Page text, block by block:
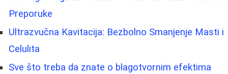
Preporuke
Ultrazvučna Kavitacija: Bezbolno Smanjenje Masti i
Celulita
Sve što treba da znate o blagotvornim efektima